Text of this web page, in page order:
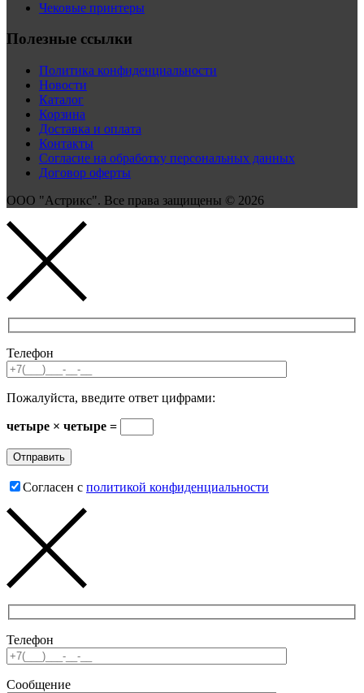
Чековые принтеры
Полезные ссылки
Политика конфиденциальности
Новости
Каталог
Корзина
Доставка и оплата
Контакты
Согласие на обработку персональных данных
Договор оферты
ООО "Астрикс". Все права защищены © 2026
Телефон
Пожалуйста, введите ответ цифрами:
четыре × четыре =
Согласен с политикой конфиденциальности
Телефон
Сообщение